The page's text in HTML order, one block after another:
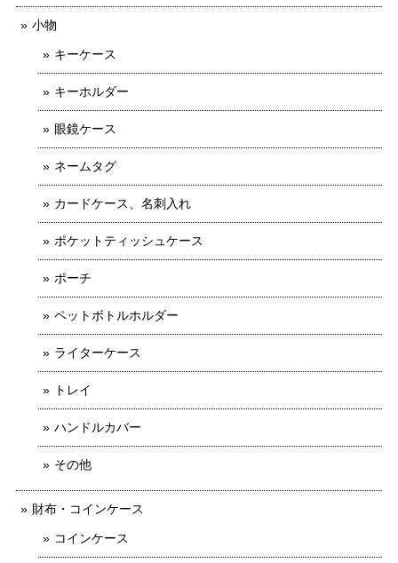
小物
キーケース
キーホルダー
眼鏡ケース
ネームタグ
カードケース、名刺入れ
ポケットティッシュケース
ポーチ
ペットボトルホルダー
ライターケース
トレイ
ハンドルカバー
その他
財布・コインケース
コインケース